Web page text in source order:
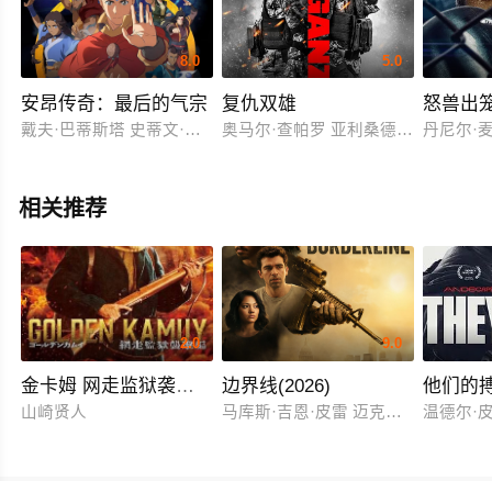
8.0
安昂传奇：最后的气宗
戴夫·巴蒂斯塔 史蒂文·元 关继威 杰西卡·马滕 塔伊加·维迪提 迪
5.0
复仇双雄
奥马尔·查帕罗 亚利桑德罗·斯佩特
怒兽出
丹尼尔·
相关推荐
2.0
金卡姆 网走监狱袭击篇
山崎贤人
9.0
边界线(2026)
马库斯·吉恩·皮雷 迈克尔·约翰·斯坦
他们的
温德尔·